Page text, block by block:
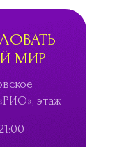
МИР
этаж